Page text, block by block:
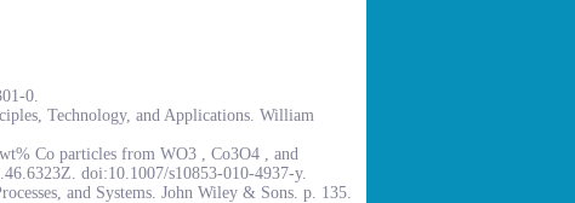
0.
Technology, and Applications. William
Co particles from WO3 , Co3O4 , and
doi:10.1007/s10853-010-4937-y.
and Systems. John Wiley & Sons. p. 135.